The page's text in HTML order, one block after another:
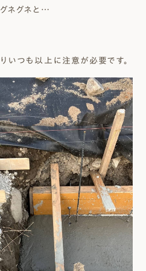
ネグネと…
いつも以上に注意が必要です。